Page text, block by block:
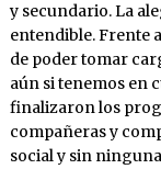
y secundario. La
entendible. Frente
de poder tomar
aún si tenemos en
finalizaron los
compañeras y
social y sin